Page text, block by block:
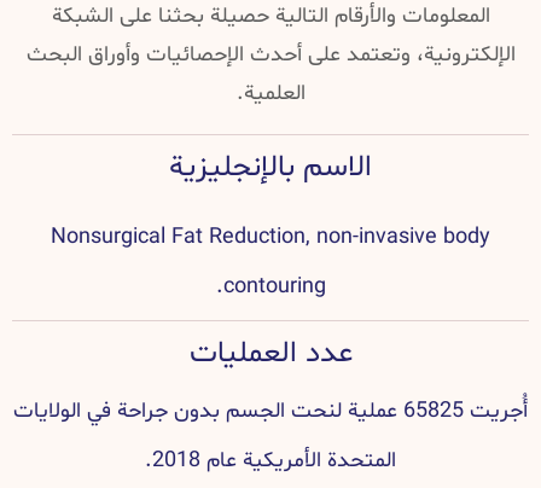
المعلومات والأرقام التالية حصيلة بحثنا على الشبكة
الإلكترونية، وتعتمد على أحدث الإحصائيات وأوراق البحث
العلمية.
الاسم بالإنجليزية
Nonsurgical Fat Reduction, non-invasive body
contouring.
عدد العمليات
أُجريت 65825 عملية لنحت الجسم بدون جراحة في الولايات
المتحدة الأمريكية عام 2018.